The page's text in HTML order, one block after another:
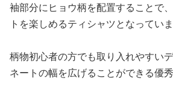
袖部分にヒョウ柄を配置することで
トを楽しめるティシャツとなっていま
柄物初心者の方でも取り入れやすい
ネートの幅を広げることができる優